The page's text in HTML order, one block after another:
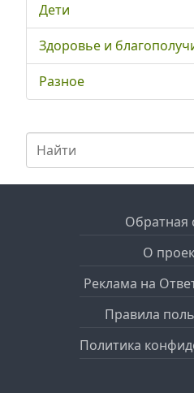
Дети
Здоровье и
Разное
Обратная
О
Реклама на
Правила
Политика